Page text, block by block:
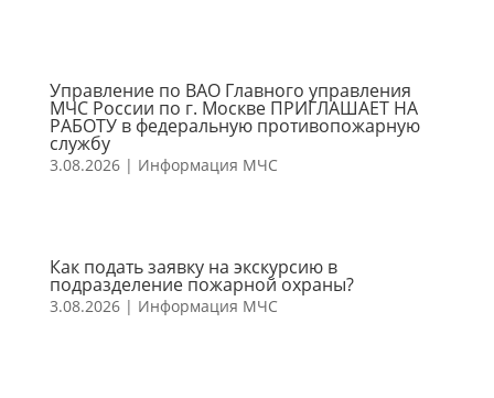
Управление по ВАО Главного управления
МЧС России по г. Москве ПРИГЛАШАЕТ НА
РАБОТУ в федеральную противопожарную
службу
3.08.2026| Информация МЧС
Как подать заявку на экскурсию в
подразделение пожарной охраны?
3.08.2026| Информация МЧС